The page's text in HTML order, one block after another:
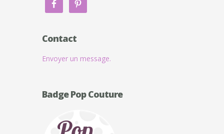
Contact
Envoyer un message.
Badge Pop Couture